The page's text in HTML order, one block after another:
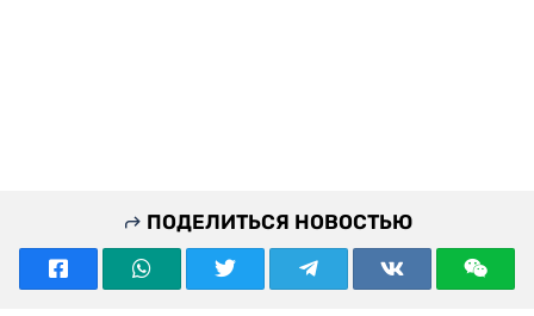
ПОДЕЛИТЬСЯ НОВОСТЬЮ